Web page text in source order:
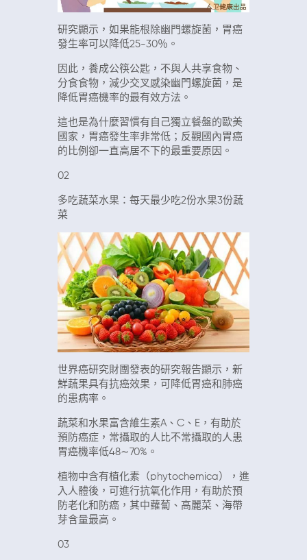
研究顯示，如果能根除幽門螺旋菌，胃癌
發生率可以降低25-30％。
因此，養成公筷公匙，不與人共享食物、
分食食物，減少交叉感染幽門螺旋菌，是
降低胃癌機率的最有效方法。
這也是為什麼習慣有自己獨立餐盤的歐美
國家，胃癌發生率非常低；反觀國內胃癌
的比例卻一直高居不下的最重要原因。
02
多吃蔬菜水果：每天最少吃2份水果3份蔬
菜
世界癌研究財團發表的研究報告顯示，新
鮮蔬果具有抗癌效果，可降低胃癌和肺癌
的患病率。
蔬菜和水果富含維生素A、C、E，有助於
預防癌症，常攝取的人比不常攝取的人患
胃癌機率低48∼70%。
植物中含有植化素（phytochemica），進
入人體後，可進行抗氧化作用，有助於預
防老化和防癌，其中蘿蔔、高麗菜、海帶
芽含量最高。
03